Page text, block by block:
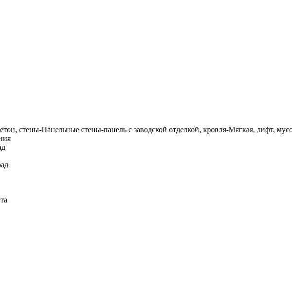
стены-Панельные стены-панель с заводской отделкой, кровля-Мягкая, лифт,